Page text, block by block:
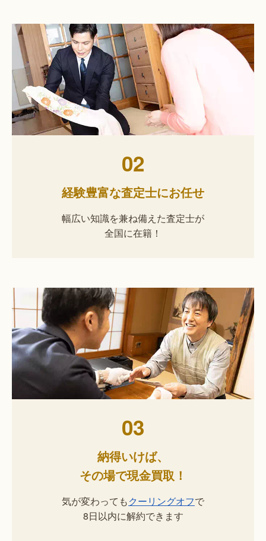
02
経験豊富な査定士にお任せ
幅広い知識を兼ね備えた査定士が
全国に在籍！
03
納得いけば、
その場で現金買取！
気が変わってもクーリングオフで
8日以内に解約できます